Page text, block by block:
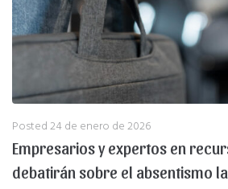
Posted24 de enero de 2026
Empresarios y expertos en
debatirán sobre el absentismo